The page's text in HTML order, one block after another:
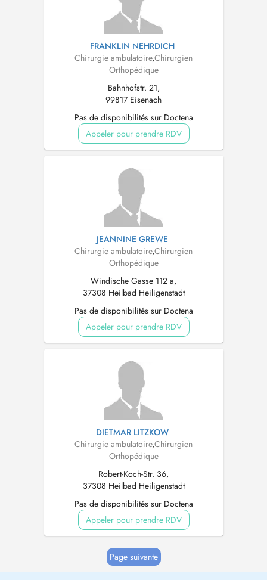
FRANKLIN NEHRDICH
Chirurgie ambulatoire,Chirurgien
Orthopédique
Bahnhofstr. 21,
99817 Eisenach
Pas de disponibilités sur Doctena
Appeler pour prendre RDV
JEANNINE GREWE
Chirurgie ambulatoire,Chirurgien
Orthopédique
Windische Gasse 112 a,
37308 Heilbad Heiligenstadt
Pas de disponibilités sur Doctena
Appeler pour prendre RDV
DIETMAR LITZKOW
Chirurgie ambulatoire,Chirurgien
Orthopédique
Robert-Koch-Str. 36,
37308 Heilbad Heiligenstadt
Pas de disponibilités sur Doctena
Appeler pour prendre RDV
Page suivante